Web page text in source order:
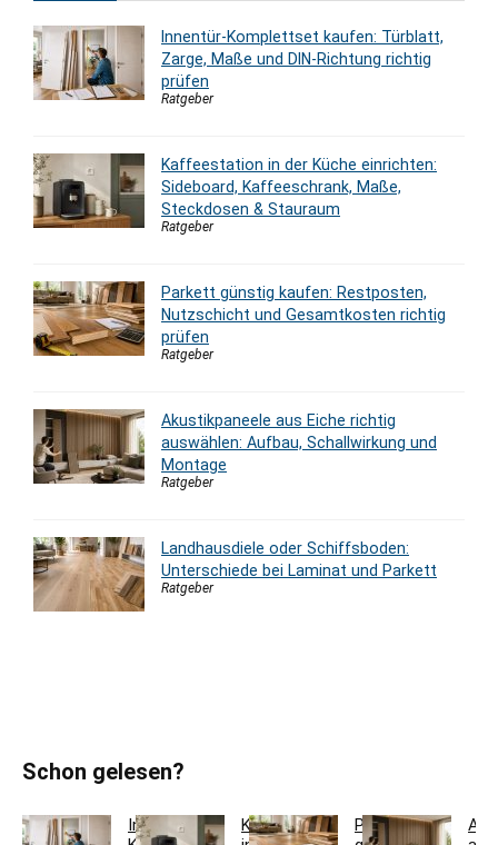
Innentür-Komplettset kaufen: Türblatt,
Zarge, Maße und DIN-Richtung richtig
prüfen
Ratgeber
Kaffeestation in der Küche einrichten:
Sideboard, Kaffeeschrank, Maße,
Steckdosen & Stauraum
Ratgeber
Parkett günstig kaufen: Restposten,
Nutzschicht und Gesamtkosten richtig
prüfen
Ratgeber
Akustikpaneele aus Eiche richtig
auswählen: Aufbau, Schallwirkung und
Montage
Ratgeber
Landhausdiele oder Schiffsboden:
Unterschiede bei Laminat und Parkett
Ratgeber
Schon gelesen?
Innentür-
Kaffeestation
Parkett